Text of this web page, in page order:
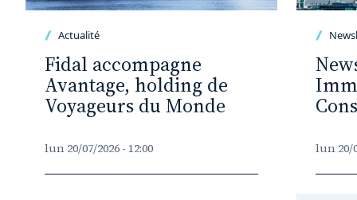
Actualité
Fidal accompagne
Avantage, holding de
Voyageurs du Monde
lun 20/07/2026 - 12:00 lun 20/